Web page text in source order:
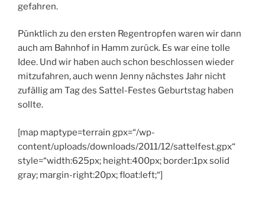
gefahren.
Pünktlich zu den ersten Regentropfen waren wir dann
auch am Bahnhof in Hamm zurück. Es war eine tolle
Idee. Und wir haben auch schon beschlossen wieder
mitzufahren, auch wenn Jenny nächstes Jahr nicht
zufällig am Tag des Sattel-Festes Geburtstag haben
sollte.
[map maptype=terrain gpx=“/wp-
content/uploads/downloads/2011/12/sattelfest.gpx“
style=“width:625px; height:400px; border:1px solid
gray; margin-right:20px; float:left;“]